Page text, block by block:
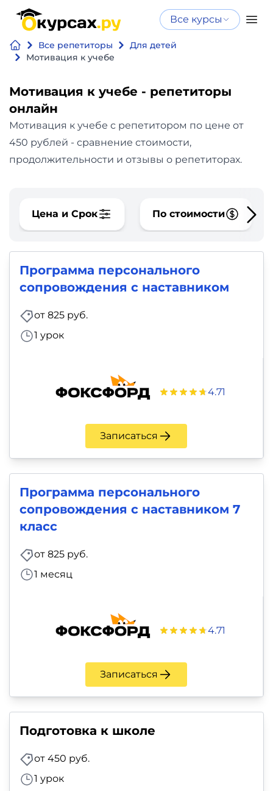
Все курсы
Все репетиторы
Для детей
Мотивация к учебе
Мотивация к учебе - репетиторы
онлайн
Мотивация к учебе с репетитором по цене от
450 рублей - сравнение стоимости,
продолжительности и отзывы о репетиторах.
Цена и Срок По стоимости
Программа персонального
сопровождения с наставником
от 825 руб.
1 урок
4.71
Записаться
Программа персонального
сопровождения с наставником 7
класс
от 825 руб.
1 месяц
4.71
Записаться
Подготовка к школе
от 450 руб.
1 урок
Нейросеть
и ИИ
Программирование
Бизнес
и
финансы
Аналитика
Видео,
фото,
аудио
Маркетинг
Красота,
фитнес
Психология
и
саморазвитие
Репетиторы
Тесты
Нейросеть и ИИ
искусственному
Курсы по нейросетям
Бесплатно